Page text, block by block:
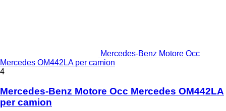
Mercedes-Benz Motore Occ
Mercedes OM442LA per camion
4
Mercedes-Benz Motore Occ Mercedes OM442LA
per camion